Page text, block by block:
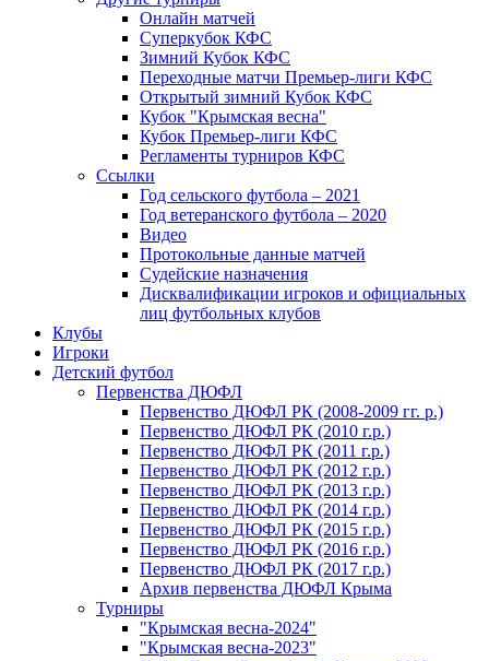
Онлайн матчей
Суперкубок КФС
Зимний Кубок КФС
Переходные матчи Премьер-лиги КФС
Открытый зимний Кубок КФС
Кубок "Крымская весна"
Кубок Премьер-лиги КФС
Регламенты турниров КФС
Ссылки
Год сельского футбола – 2021
Год ветеранского футбола – 2020
Видео
Протокольные данные матчей
Судейские назначения
Дисквалификации игроков и официальных
лиц футбольных клубов
Клубы
Игроки
Детский футбол
Первенства ДЮФЛ
Первенство ДЮФЛ РК (2008-2009 гг. р.)
Первенство ДЮФЛ РК (2010 г.р.)
Первенство ДЮФЛ РК (2011 г.р.)
Первенство ДЮФЛ РК (2012 г.р.)
Первенство ДЮФЛ РК (2013 г.р.)
Первенство ДЮФЛ РК (2014 г.р.)
Первенство ДЮФЛ РК (2015 г.р.)
Первенство ДЮФЛ РК (2016 г.р.)
Первенство ДЮФЛ РК (2017 г.р.)
Архив первенства ДЮФЛ Крыма
Турниры
"Крымская весна-2024"
"Крымская весна-2023"